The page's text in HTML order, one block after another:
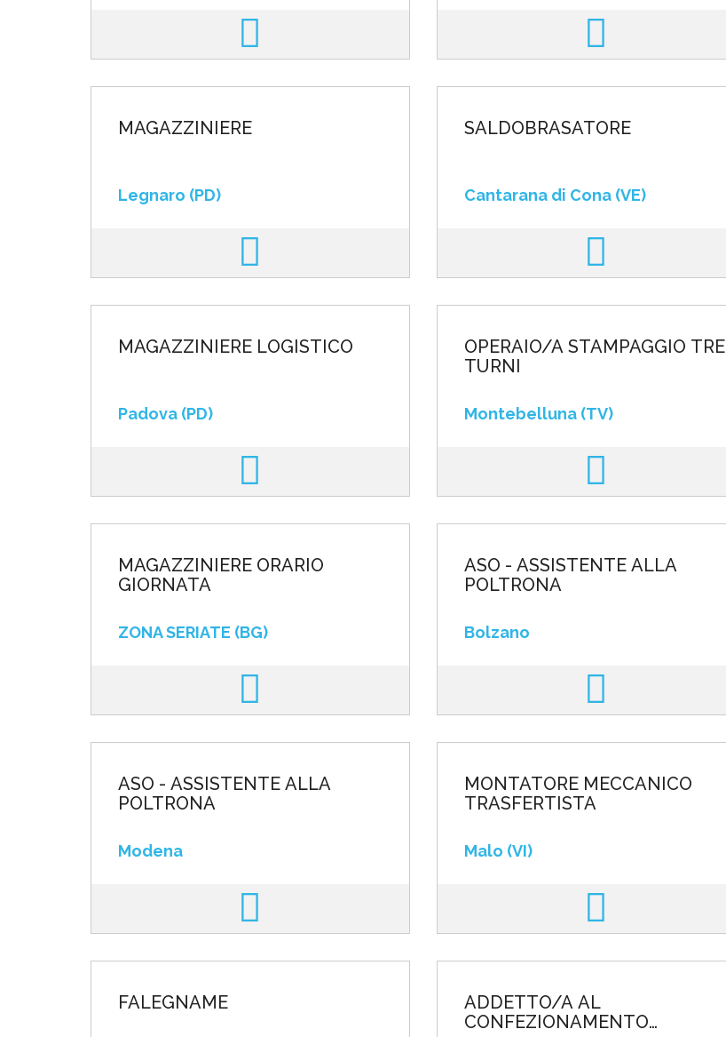
MAGAZZINIERE
Legnaro (PD)
SALDOBRASATORE
Cantarana di Cona (VE)
MAGAZZINIERE LOGISTICO
Padova (PD)
OPERAIO/A STAMPAGGIO TRE
TURNI
Montebelluna (TV)
MAGAZZINIERE ORARIO
GIORNATA
ZONA SERIATE (BG)
ASO - ASSISTENTE ALLA
POLTRONA
Bolzano
ASO - ASSISTENTE ALLA
POLTRONA
Modena
MONTATORE MECCANICO
TRASFERTISTA
Malo (VI)
FALEGNAME
ADDETTO/A AL
CONFEZIONAMENTO